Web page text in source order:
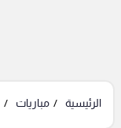
الرئيسية مباريات